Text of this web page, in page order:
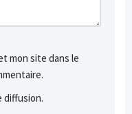
mon site dans le
diffusion.